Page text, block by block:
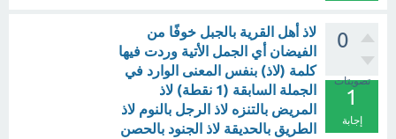
0
تصويتات
1
إجابة
لاذ أهل القرية بالجبل خوفًا من
الفيضان أي الجمل الأتية وردت فيها
كلمة (لاذ) بنفس المعنى الوارد في
الجملة السابقة (1 نقطة) لاذ
المريض بالتنزه لاذ الرجل بالنوم لاذ
الطريق بالحديقة لاذ الجنود بالحصن